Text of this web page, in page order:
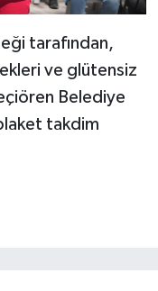
tarafından,
ve glütensiz
Belediye
takdim